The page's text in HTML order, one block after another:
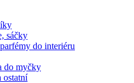
sáčky
do interiéru
do myčky
ostatní